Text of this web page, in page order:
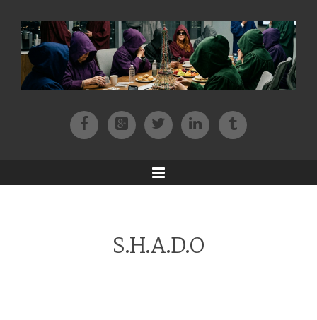
FacebookPatreonTwitterInstagram
Tik-tok
Menu
S.H.A.D.O